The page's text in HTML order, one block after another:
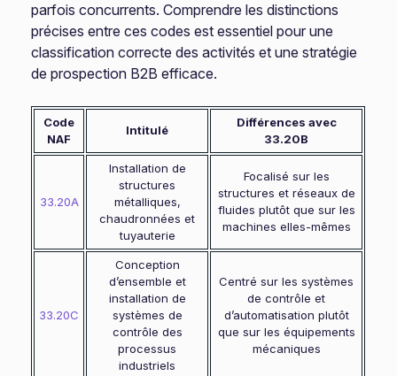
parfois concurrents. Comprendre les distinctions
précises entre ces codes est essentiel pour une
classification correcte des activités et une stratégie
de prospection B2B efficace.
Code
NAF
Intitulé
Différences avec
33.20B
33.20A
Installation de
structures
métalliques,
chaudronnées et
tuyauterie
Focalisé sur les
structures et réseaux de
fluides plutôt que sur les
machines elles-mêmes
33.20C
Conception
d’ensemble et
installation de
systèmes de
contrôle des
processus
industriels
Centré sur les systèmes
de contrôle et
d’automatisation plutôt
que sur les équipements
mécaniques